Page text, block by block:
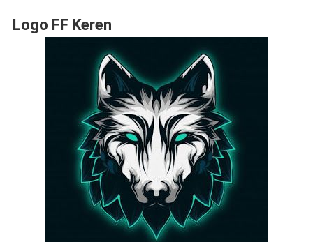
Logo FF Keren